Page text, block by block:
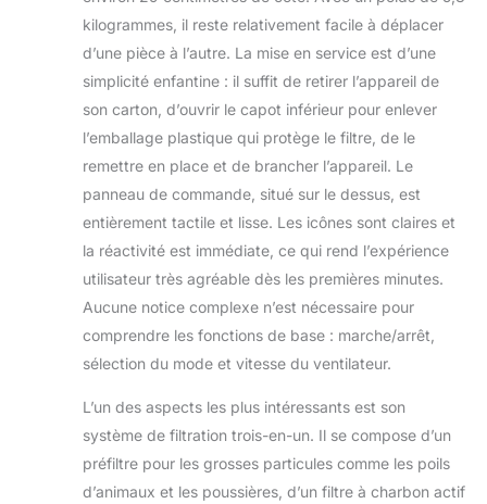
kilogrammes, il reste relativement facile à déplacer
d’une pièce à l’autre. La mise en service est d’une
simplicité enfantine : il suffit de retirer l’appareil de
son carton, d’ouvrir le capot inférieur pour enlever
l’emballage plastique qui protège le filtre, de le
remettre en place et de brancher l’appareil. Le
panneau de commande, situé sur le dessus, est
entièrement tactile et lisse. Les icônes sont claires et
la réactivité est immédiate, ce qui rend l’expérience
utilisateur très agréable dès les premières minutes.
Aucune notice complexe n’est nécessaire pour
comprendre les fonctions de base : marche/arrêt,
sélection du mode et vitesse du ventilateur.
L’un des aspects les plus intéressants est son
système de filtration trois-en-un. Il se compose d’un
préfiltre pour les grosses particules comme les poils
d’animaux et les poussières, d’un filtre à charbon actif